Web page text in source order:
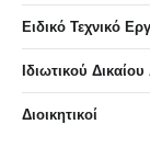
Ειδικό Τεχνικό
Ιδιωτικού
Διοικητικοί